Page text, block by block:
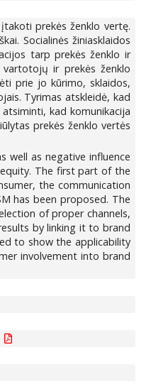
prekės ženklo vertę.
Socialinės žiniasklaidos
tarp prekės ženklo ir
ir prekės ženklo
prie jo kūrimo, sklaidos,
Tyrimas atskleidė, kad
kad komunikacija
prekės ženklo vertės
well as negative influence
The first part of the
the communication
has been proposed. The
of proper channels,
by linking it to brand
to show the applicability
involvement into brand